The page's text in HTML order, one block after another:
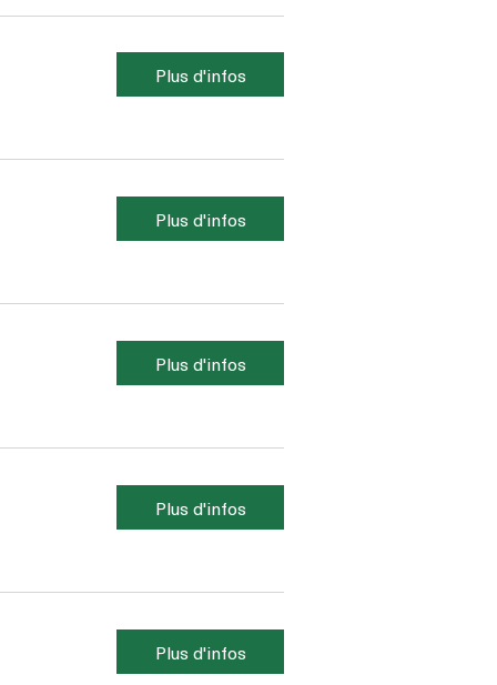
Plus d'infos
Plus d'infos
Plus d'infos
Plus d'infos
Plus d'infos